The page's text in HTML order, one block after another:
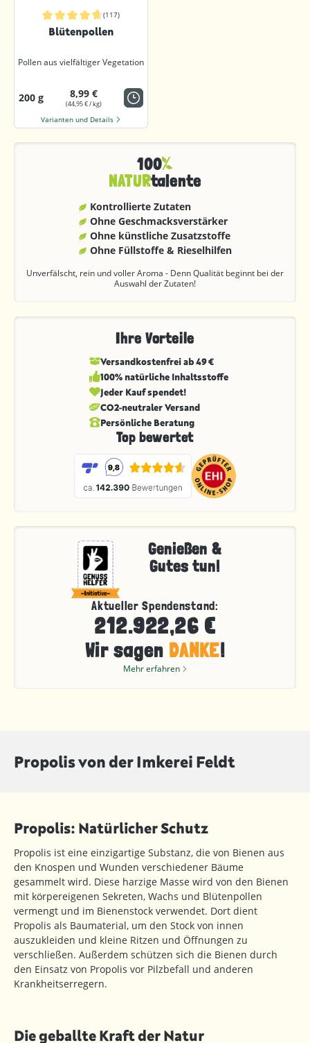
Durchschnittliche Bewertung von 4.8 von 5 Sternen
(117)
Blütenpollen
Pollen aus vielfältiger Vegetation
200 g 8,99 €
(44,95 € / kg)
Varianten und Details
100
NATURtalente
Kontrollierte Zutaten
Ohne Geschmacks­verstärker
Ohne künstliche Zusatzstoffe
Ohne Füllstoffe & Rieselhilfen
Unverfälscht, rein und voller Aroma - Denn Qualität beginnt bei der
Auswahl der Zutaten!
Ihre Vorteile
Versandkostenfrei ab 49 €
100% natürliche Inhaltsstoffe
Jeder Kauf spendet!
CO2-neutraler Versand
Persönliche Beratung
Top bewertet
Genießen &
Gutes tun!
Aktueller Spendenstand:
212.922,26 €
Wir sagen DANKE!
Mehr erfahren
Propolis von der Imkerei Feldt
Propolis: Natürlicher Schutz
Propolis ist eine einzigartige Substanz, die von Bienen aus
den Knospen und Wunden verschiedener Bäume
gesammelt wird. Diese harzige Masse wird von den Bienen
mit körpereigenen Sekreten, Wachs und Blütenpollen
vermengt und im Bienenstock verwendet. Dort dient
Propolis als Baumaterial, um den Stock von innen
auszukleiden und kleine Ritzen und Öffnungen zu
verschließen. Außerdem schützen sich die Bienen durch
den Einsatz von Propolis vor Pilzbefall und anderen
Krankheitserregern.
Die geballte Kraft der Natur